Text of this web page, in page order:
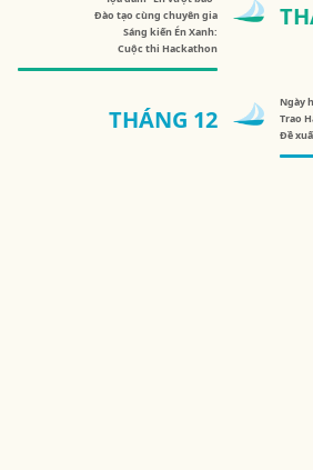
THÁNG 12
Ngày
Trao
Đề
Đào tạo cùng chuyên gia
Sáng kiến Én Xanh:
Cuộc thi Hackathon